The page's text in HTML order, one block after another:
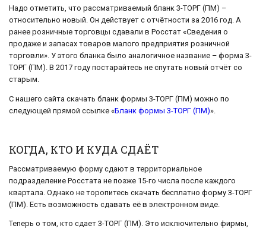
Надо отметить, что рассматриваемый бланк 3-ТОРГ (ПМ) –
относительно новый. Он действует с отчётности за 2016 год. А
ранее розничные торговцы сдавали в Росстат «Сведения о
продаже и запасах товаров малого предприятия розничной
торговли». У этого бланка было аналогичное название – форма 3-
ТОРГ (ПМ). В 2017 году постарайтесь не спутать новый отчёт со
старым.
С нашего сайта скачать бланк формы 3-ТОРГ (ПМ) можно по
следующей прямой ссылке «Бланк формы 3-ТОРГ (ПМ)».
КОГДА, КТО И КУДА СДАЁТ
Рассматриваемую форму сдают в территориальное
подразделение Росстата не позже 15-го числа после каждого
квартала. Однако не торопитесь скачать бесплатно форму 3-ТОРГ
(ПМ). Есть возможность сдавать её в электронном виде.
Теперь о том, кто сдает 3-ТОРГ (ПМ). Это исключительно фирмы,